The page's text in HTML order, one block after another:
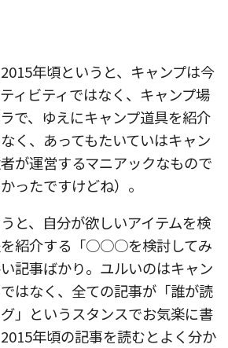
年頃というと、キャンプは今
ィビティではなく、キャンプ場
で、ゆえにキャンプ道具を紹介
く、あってもたいていはキャン
が運営するマニアックなもので
ったですけどね）。
と、自分が欲しいアイテムを検
を紹介する「○○○を検討してみ
記事ばかり。ユルいのはキャン
はなく、全ての記事が「誰が読
」というスタンスでお気楽に書
年頃の記事を読むとよく分か